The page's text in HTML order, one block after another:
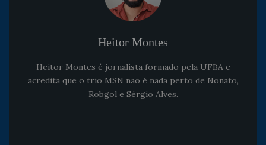
Heitor Montes
Heitor Montes é jornalista formado pela UFBA e
acredita que o trio MSN não é nada perto de Nonato,
Robgol e Sérgio Alves.